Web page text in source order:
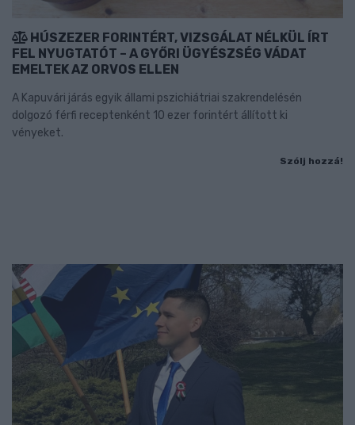
HÚSZEZER FORINTÉRT, VIZSGÁLAT NÉLKÜL ÍRT
FEL NYUGTATÓT – A GYŐRI ÜGYÉSZSÉG VÁDAT
EMELTEK AZ ORVOS ELLEN
A Kapuvári járás egyik állami pszichiátriai szakrendelésén
dolgozó férfi receptenként 10 ezer forintért állított ki
vényeket.
Szólj hozzá!